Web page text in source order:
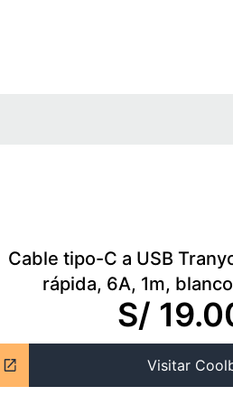
Cable tipo-C a USB
rápida, 6A, 1m, blanco
S/
Visitar